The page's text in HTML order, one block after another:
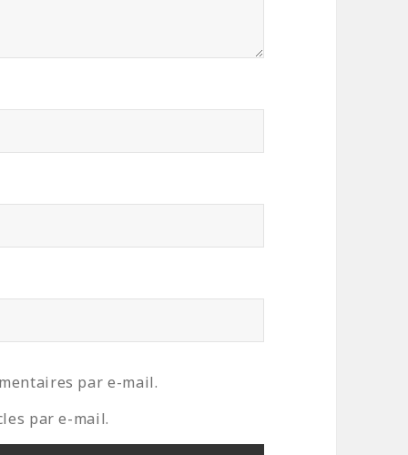
par e-mail.
par e-mail.